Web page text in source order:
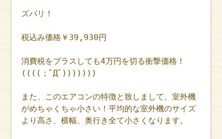
ズバリ！
税込み価格￥39,930円
消費税をプラスしても4万円を切る衝撃価格！
((((；ﾟДﾟ)))))))
また、このエアコンの特徴と致しまして、室外機
がめちゃくちゃ小さい！平均的な室外機のサイズ
より高さ、横幅、奥行き全て小さくなります。